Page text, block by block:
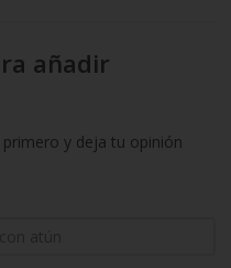
añadir
y deja tu opinión